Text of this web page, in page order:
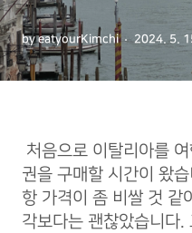
by eatyourKimchi 2024. 5.
처음으로 이탈리아를
권을 구매할 시간이 왔
항 가격이 좀 비쌀 것 같
각보다는 괜찮았습니다